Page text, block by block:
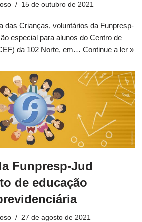
15 de outubro de 2021
das Crianças, voluntários da Funpresp-
especial para alunos do Centro de
da 102 Norte, em… Continue a ler »
Funpresp-Jud
de educação
27 de agosto de 2021